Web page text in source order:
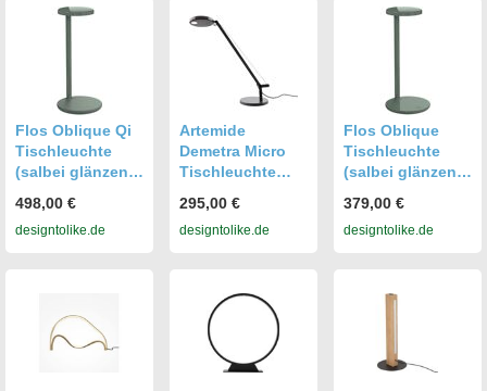
Licht 155 lm
Flos Oblique Qi
Tischleuchte
(salbei glänzend,
K)) salbei
glänzend
498,00 €
designtolike.de
Artemide
Demetra Micro
Tischleuchte
warmweiß (3000
K)) schwarz matt
295,00 €
designtolike.de
Flos Oblique
Tischleuchte
(salbei glänzend,
K)) salbei
glänzend
379,00 €
designtolike.de